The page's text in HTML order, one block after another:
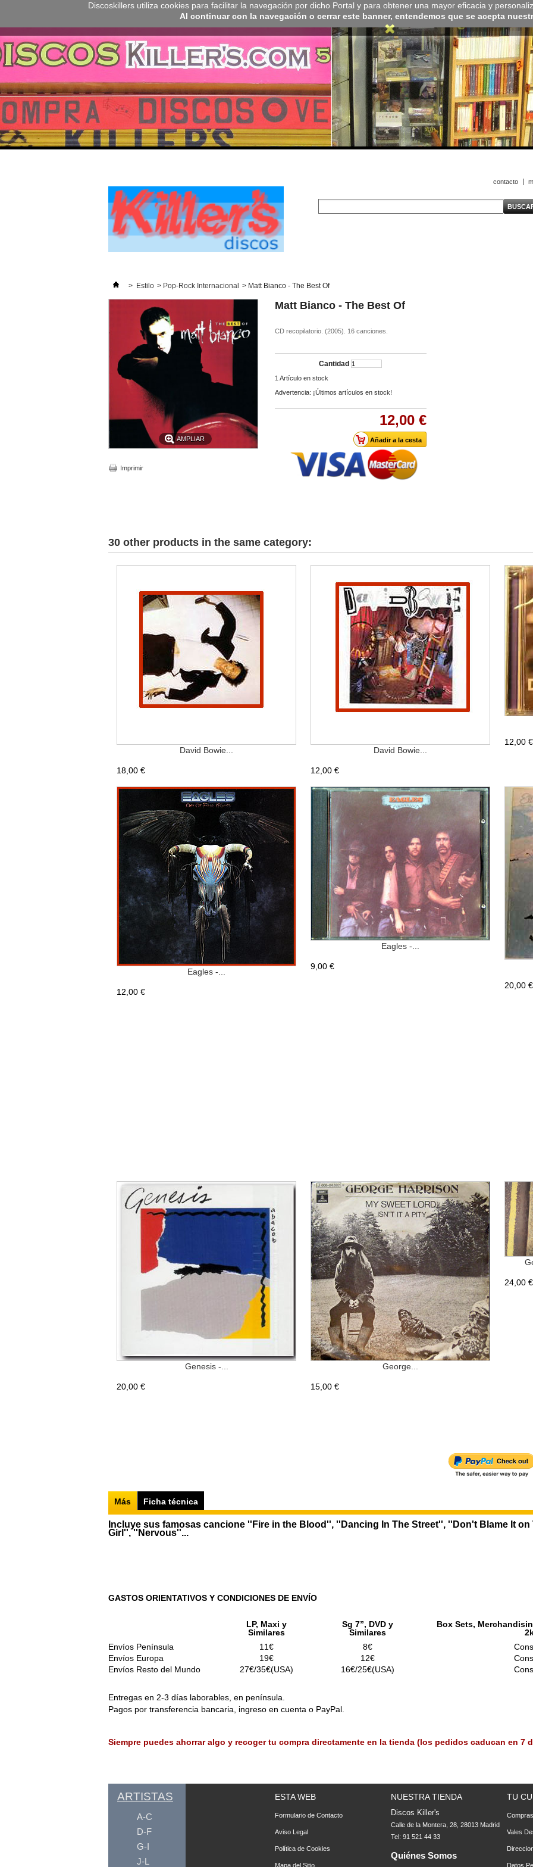
Discoskillers utiliza cookies para facilitar la navegación por dicho Portal y para obtener una mayor eficacia y
Al continuar con la navegación o cerrar este banner, entendemos que se acepta
contacto
> Estilo > Pop-Rock Internacional > Matt Bianco - The Best Of
AMPLIAR
Imprimir
Matt Bianco - The Best Of
CD recopilatorio. (2005). 16 canciones.
Cantidad
1 Artículo en stock
Advertencia: ¡Últimos artículos en stock!
12,00 €
30 other products in the same category:
David Bowie...
18,00 €
David Bowie...
12,00 €
12,00 €
Eagles -...
12,00 €
Eagles -...
9,00 €
20,00 €
Genesis -...
20,00 €
George...
15,00 €
24,00 €
Más Ficha técnica
Incluye sus famosas cancione ''Fire in the Blood'', ''Dancing In The Street'', ''Don't Blame It on
Girl'', ''Nervous''...
GASTOS ORIENTATIVOS Y CONDICIONES DE ENVÍO
LP, Maxi y
Similares
Sg 7”, DVD y
Similares
Box Sets,
Envíos Península
11€ 8€
Envíos Europa
19€ 12€
Envíos Resto del Mundo
27€/35€(USA) 16€/25€(USA)
Entregas en 2-3 días laborables, en península.
Pagos por transferencia bancaria, ingreso en cuenta o PayPal.
Siempre puedes ahorrar algo y recoger tu compra directamente en la tienda (los pedidos caducan en 7
ARTISTAS
A-C
D-F
G-I
J-L
ESTA WEB
Formulario de Contacto
Aviso Legal
Política de Cookies
Mapa del Sitio
NUESTRA TIENDA
Discos Killer's
Calle de la Montera, 28, 28013 Madrid
Tel: 91 521 44 33
Quiénes Somos
TU
Compras
Vales
Datos